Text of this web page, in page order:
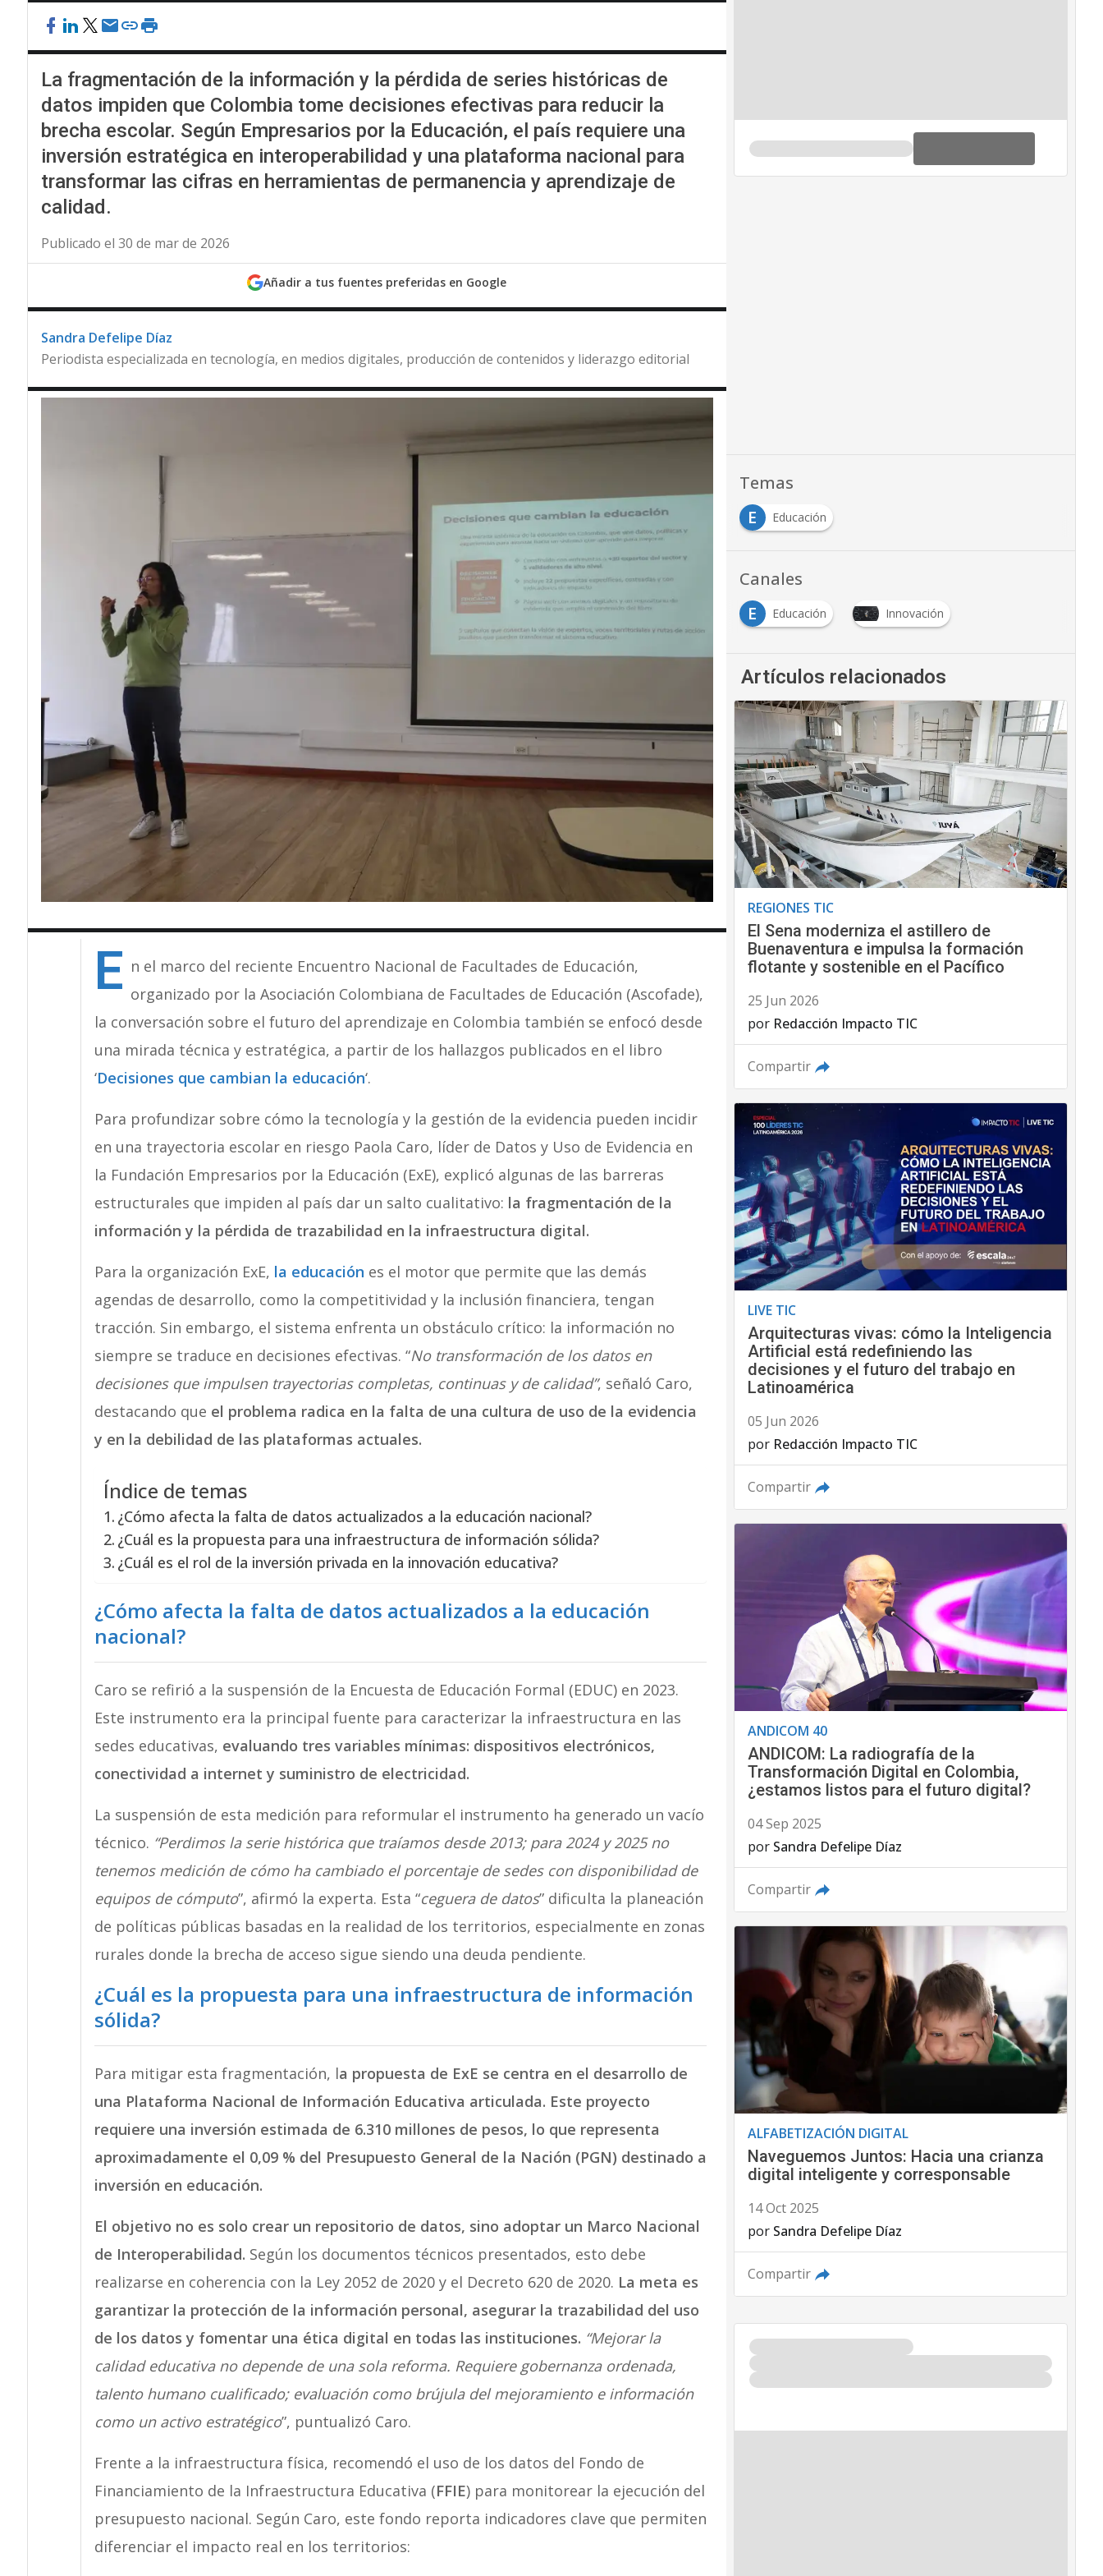
La fragmentación de la información y la pérdida de series históricas de
datos impiden que Colombia tome decisiones efectivas para reducir la
brecha escolar. Según Empresarios por la Educación, el país requiere una
inversión estratégica en interoperabilidad y una plataforma nacional para
transformar las cifras en herramientas de permanencia y aprendizaje de
calidad.
Publicado el 30 de mar de 2026
Añadir a tus fuentes preferidas en Google
Sandra Defelipe Díaz
Periodista especializada en tecnología, en medios digitales, producción de contenidos y liderazgo editorial
E n el marco del reciente Encuentro Nacional de Facultades de Educación,
organizado por la Asociación Colombiana de Facultades de Educación (Ascofade),
la conversación sobre el futuro del aprendizaje en Colombia también se enfocó desde
una mirada técnica y estratégica, a partir de los hallazgos publicados en el libro
‘Decisiones que cambian la educación‘.
Para profundizar sobre cómo la tecnología y la gestión de la evidencia pueden incidir
en una trayectoria escolar en riesgo Paola Caro, líder de Datos y Uso de Evidencia en
la Fundación Empresarios por la Educación (ExE), explicó algunas de las barreras
estructurales que impiden al país dar un salto cualitativo: la fragmentación de la
información y la pérdida de trazabilidad en la infraestructura digital.
Para la organización ExE, la educación es el motor que permite que las demás
agendas de desarrollo, como la competitividad y la inclusión financiera, tengan
tracción. Sin embargo, el sistema enfrenta un obstáculo crítico: la información no
siempre se traduce en decisiones efectivas. “No transformación de los datos en
decisiones que impulsen trayectorias completas, continuas y de calidad”, señaló Caro,
destacando que el problema radica en la falta de una cultura de uso de la evidencia
y en la debilidad de las plataformas actuales.
Índice de temas
¿Cómo afecta la falta de datos actualizados a la educación nacional?
¿Cuál es la propuesta para una infraestructura de información sólida?
¿Cuál es el rol de la inversión privada en la innovación educativa?
¿Cómo afecta la falta de datos actualizados a la educación
nacional?
Caro se refirió a la suspensión de la Encuesta de Educación Formal (EDUC) en 2023.
Este instrumento era la principal fuente para caracterizar la infraestructura en las
sedes educativas, evaluando tres variables mínimas: dispositivos electrónicos,
conectividad a internet y suministro de electricidad.
La suspensión de esta medición para reformular el instrumento ha generado un vacío
técnico. “Perdimos la serie histórica que traíamos desde 2013; para 2024 y 2025 no
tenemos medición de cómo ha cambiado el porcentaje de sedes con disponibilidad de
equipos de cómputo”, afirmó la experta. Esta “ceguera de datos” dificulta la planeación
de políticas públicas basadas en la realidad de los territorios, especialmente en zonas
rurales donde la brecha de acceso sigue siendo una deuda pendiente.
¿Cuál es la propuesta para una infraestructura de información
sólida?
Para mitigar esta fragmentación, la propuesta de ExE se centra en el desarrollo de
una Plataforma Nacional de Información Educativa articulada. Este proyecto
requiere una inversión estimada de 6.310 millones de pesos, lo que representa
aproximadamente el 0,09 % del Presupuesto General de la Nación (PGN) destinado a
inversión en educación.
El objetivo no es solo crear un repositorio de datos, sino adoptar un Marco Nacional
de Interoperabilidad. Según los documentos técnicos presentados, esto debe
realizarse en coherencia con la Ley 2052 de 2020 y el Decreto 620 de 2020. La meta es
garantizar la protección de la información personal, asegurar la trazabilidad del uso
de los datos y fomentar una ética digital en todas las instituciones. “Mejorar la
calidad educativa no depende de una sola reforma. Requiere gobernanza ordenada,
talento humano cualificado; evaluación como brújula del mejoramiento e información
como un activo estratégico”, puntualizó Caro.
Frente a la infraestructura física, recomendó el uso de los datos del Fondo de
Financiamiento de la Infraestructura Educativa (FFIE) para monitorear la ejecución del
presupuesto nacional. Según Caro, este fondo reporta indicadores clave que permiten
diferenciar el impacto real en los territorios:
Temas
E
Educación
Canales
E
Educación Innovación
Artículos relacionados
REGIONES TIC
El Sena moderniza el astillero de
Buenaventura e impulsa la formación
flotante y sostenible en el Pacífico
25 Jun 2026
por Redacción Impacto TIC
Compartir
LIVE TIC
Arquitecturas vivas: cómo la Inteligencia
Artificial está redefiniendo las
decisiones y el futuro del trabajo en
Latinoamérica
05 Jun 2026
por Redacción Impacto TIC
Compartir
ANDICOM 40
ANDICOM: La radiografía de la
Transformación Digital en Colombia,
¿estamos listos para el futuro digital?
04 Sep 2025
por Sandra Defelipe Díaz
Compartir
ALFABETIZACIÓN DIGITAL
Naveguemos Juntos: Hacia una crianza
digital inteligente y corresponsable
14 Oct 2025
por Sandra Defelipe Díaz
Compartir